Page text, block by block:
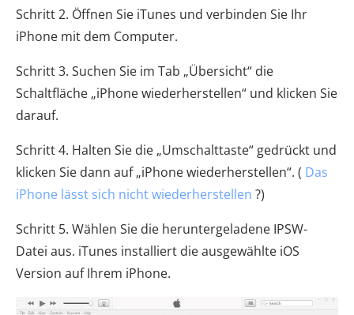
Schritt 2. Öffnen Sie iTunes und verbinden Sie Ihr
iPhone mit dem Computer.
Schritt 3. Suchen Sie im Tab „Übersicht“ die
Schaltfläche „iPhone wiederherstellen“ und klicken Sie
darauf.
Schritt 4. Halten Sie die „Umschalttaste“ gedrückt und
klicken Sie dann auf „iPhone wiederherstellen“. ( Das
iPhone lässt sich nicht wiederherstellen ?)
Schritt 5. Wählen Sie die heruntergeladene IPSW-
Datei aus. iTunes installiert die ausgewählte iOS
Version auf Ihrem iPhone.